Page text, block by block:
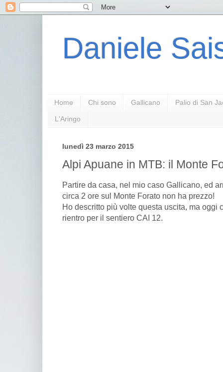
Daniele
Home Chi sono Gallicano Palio di San
L'Aringo
lunedì 23 marzo 2015
Alpi Apuane in MTB: il Monte
Partire da casa, nel mio caso Gallicano, ed
circa 2 ore sul Monte Forato non ha prezzo!
Ho descritto più volte questa uscita, ma oggi
rientro per il sentiero CAI 12.